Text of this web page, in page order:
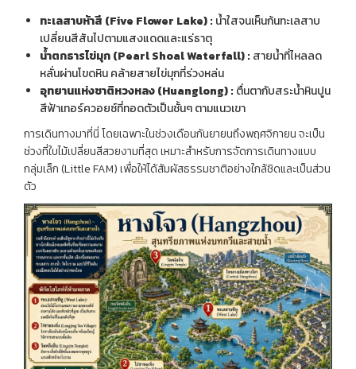
ทะเลสาบห้าสี (Five Flower Lake) : น้ำใสจนเห็นก้นทะเลสาบ
เปลี่ยนสีสันไปตามแสงแดดและแร่ธาตุ
น้ำตกธารไข่มุก(Pearl Shoal Waterfall) : สายน้ำที่ไหลลด
หลั่นผ่านโขดหิน คล้ายสายไข่มุกที่ร่วงหล่น
อุทยานแห่งชาติหวงหลง(Huanglong) : ตื่นตากับสระน้ำหินปูน
สีฟ้าเทอร์ควอยซ์ที่ทอดตัวเป็นชั้นๆ ตามแนวเขา
การเดินทางมาที่นี่ โดยเฉพาะในช่วงเดือนกันยายนถึงพฤศจิกายน จะเป็น
ช่วงที่ใบไม้เปลี่ยนสีสวยงามที่สุด เหมาะสำหรับการจัดการเดินทางแบบ
กลุ่มเล็ก (Little FAM) เพื่อให้ได้สัมผัสธรรมชาติอย่างใกล้ชิดและเป็นส่วน
ตัว